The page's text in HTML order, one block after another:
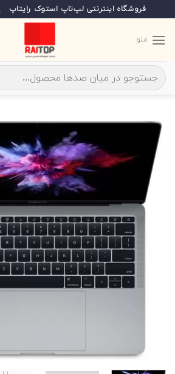
to
content
فروشگاه اینترنتی لپ‌تاپ استوک رایتاپ
منو
جستجو
برای: